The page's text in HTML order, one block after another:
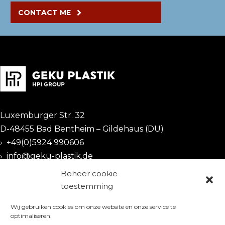
Beheer cookie
toestemming
Wij gebruiken cookies om onze website en onze service te
optimaliseren.
CONTACT ME
Luxemburger Str. 32
D-48455 Bad Bentheim – Gildehaus (DU)
› +49(0)5924 990606
› info@geku-plastik.de